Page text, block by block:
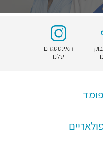
האינסטגרם
שלנו